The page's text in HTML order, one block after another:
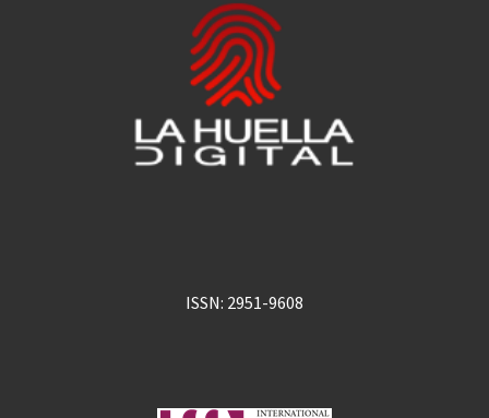
ISSN: 2951-9608